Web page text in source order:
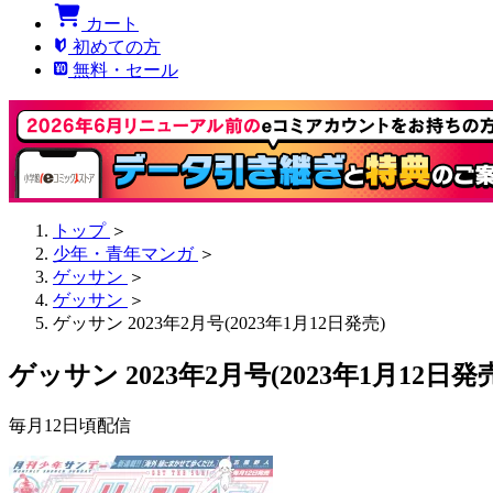
カート
初めての方
無料・セール
トップ ＞
少年・青年マンガ ＞
ゲッサン ＞
ゲッサン ＞
ゲッサン 2023年2月号(2023年1月12日発売)
ゲッサン 2023年2月号(2023年1月12日発
毎月12日頃配信